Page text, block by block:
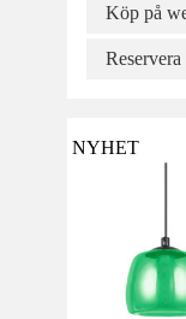
Köp på
NYHET